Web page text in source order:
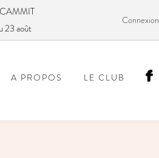
23 août
Connexion
A PROPOS LE CLUB